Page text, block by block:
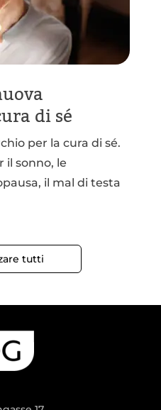
di sé
per la cura di sé.
il sonno, le
il mal di testa
tutti